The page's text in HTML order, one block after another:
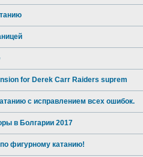
for Derek Carr Raiders suprem
с исправлением всех ошибок.
в Болгарии 2017
фигурному катанию!